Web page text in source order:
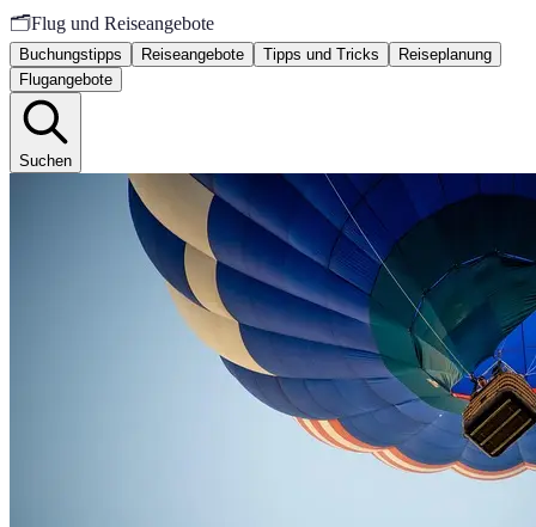
🗂️Flug und Reiseangebote
Buchungstipps Reiseangebote Tipps und Tricks
Reiseplanung
Flugangebote
Suchen